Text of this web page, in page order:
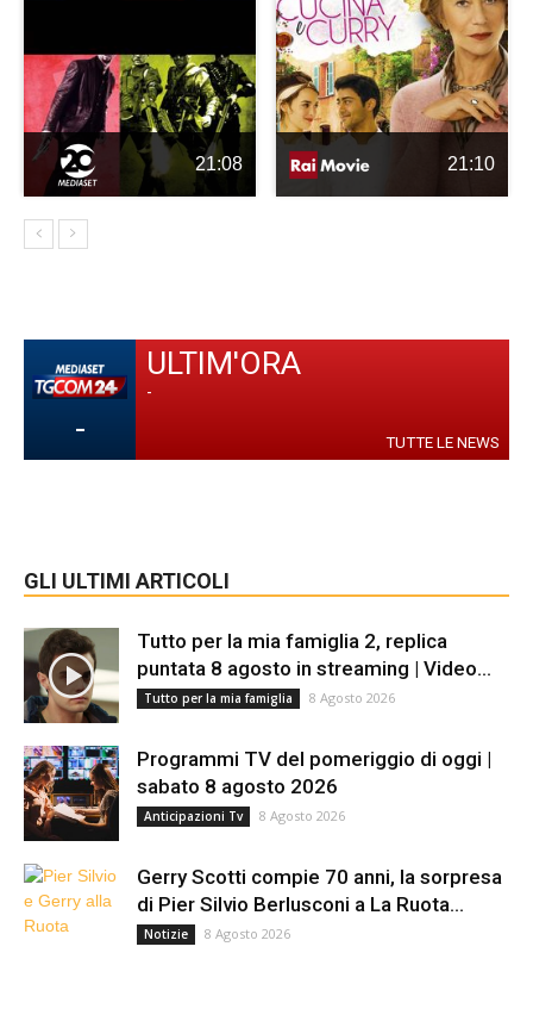
21:08 21:10
-
ULTIM'ORA
-
TUTTE LE NEWS
GLI ULTIMI ARTICOLI
Tutto per la mia famiglia 2, replica
puntata 8 agosto in streaming | Video...
Tutto per la mia famiglia 8 Agosto 2026
Programmi TV del pomeriggio di oggi |
sabato 8 agosto 2026
Anticipazioni Tv 8 Agosto 2026
Gerry Scotti compie 70 anni, la sorpresa
di Pier Silvio Berlusconi a La Ruota...
Notizie 8 Agosto 2026